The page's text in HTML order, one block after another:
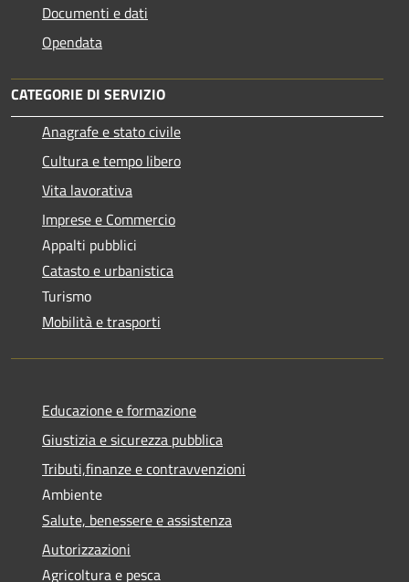
Documenti e dati
Opendata
CATEGORIE DI SERVIZIO
Anagrafe e stato civile
Cultura e tempo libero
Vita lavorativa
Imprese e Commercio
Appalti pubblici
Catasto e urbanistica
Turismo
Mobilità e trasporti
Educazione e formazione
Giustizia e sicurezza pubblica
Tributi,finanze e contravvenzioni
Ambiente
Salute, benessere e assistenza
Autorizzazioni
Agricoltura e pesca